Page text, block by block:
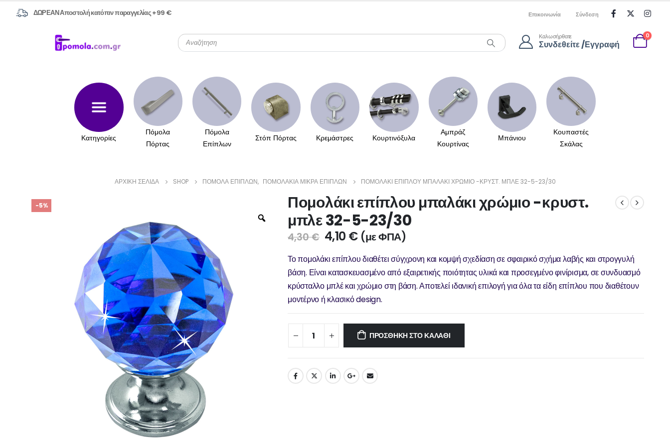
ΔΩΡΕΑΝ Αποστολή κατόπιν παραγγελίας +99 € Επικοινωνία Σύνδεση
Καλωσήρθατε
Συνδεθείτε /Εγγραφή
0
Κατηγορίες
Πόμολα
Πόρτας
Πόμολα
Επίπλων
Στόπ Πόρτας Κρεμάστρες Κουρτινόξυλα
Αμπράζ
Κουρτίνας
Μπάνιου
Κουπαστές
Σκάλας
ΑΡΧΙΚΉ ΣΕΛΊΔΑ SHOP ΠΌΜΟΛΑ ΕΠΊΠΛΩΝ, ΠΟΜΟΛΆΚΙΑ ΜΙΚΡΆ ΕΠΊΠΛΩΝ ΠΟΜΟΛΆΚΙ ΕΠΊΠΛΟΥ ΜΠΑΛΆΚΙ ΧΡΏΜΙΟ -ΚΡΥΣΤ. ΜΠΛΕ 32-5-23/30
-5%
Πομολάκι επίπλου μπαλάκι χρώμιο -κρυστ.
μπλε 32-5-23/30
4,30€ 4,10 € (με ΦΠΑ)
Το πομολάκι επίπλου διαθέτει σύγχρονη και κομψή σχεδίαση σε σφαιρικό σχήμα λαβής και στρογγυλή
βάση. Είναι κατασκευασμένο από εξαιρετικής ποιότητας υλικά και προσεγμένο φινίρισμα, σε συνδυασμό
κρύσταλλο μπλέ και χρώμιο στη βάση. Αποτελεί ιδανική επιλογή για όλα τα είδη επίπλου που διαθέτουν
μοντέρνο ή κλασικό design.
ΠΡΟΣΘΉΚΗ ΣΤΟ ΚΑΛΆΘΙ